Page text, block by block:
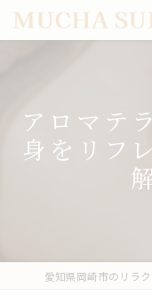
アロマテ
身をリフ